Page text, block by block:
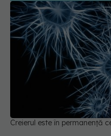
Creierul este în permanență